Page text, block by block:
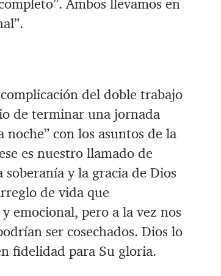
Ambos llevamos en
del doble trabajo
de terminar una jornada
con los asuntos de la
es nuestro llamado de
soberanía y la gracia de Dios
de vida que
emocional, peroa la vez nos
ser cosechados. Dios lo
fidelidad para Su gloria.